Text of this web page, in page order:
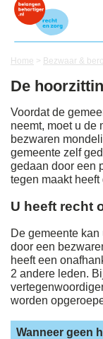
Home > Bezwaar &
De
Voordat de
neemt, moet u de
bezwaren
gemeente zelf
gedaan door een
tegen maakt heeft
U heeft recht
De gemeente
door een
heeft een
2 andere leden.
worden
Wanneer geen